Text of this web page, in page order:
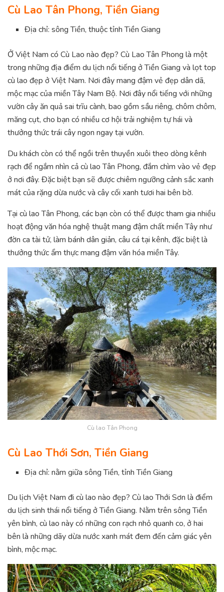
Cù Lao Tân Phong, Tiền Giang
Địa chỉ: sông Tiền, thuộc tỉnh Tiền Giang
Ở Việt Nam có Cù Lao nào đẹp? Cù Lao Tân Phong là một
trong những địa điểm du lịch nổi tiếng ở Tiền Giang và lọt top
cù lao đẹp ở Việt Nam. Nơi đây mang đậm vẻ đẹp dân dã,
mộc mạc của miền Tây Nam Bộ. Nơi đây nổi tiếng với những
vườn cây ăn quả sai trĩu cành, bao gồm sầu riêng, chôm chôm,
măng cụt, cho bạn có nhiều cơ hội trải nghiệm tự hái và
thưởng thức trái cây ngon ngay tại vườn.
Du khách còn có thể ngồi trên thuyền xuôi theo dòng kênh
rạch để ngắm nhìn cả cù lao Tân Phong, đắm chìm vào vẻ đẹp
ở nơi đây. Đặc biệt bạn sẽ được chiêm ngưỡng cảnh sắc xanh
mát của rặng dừa nước và cây cối xanh tươi hai bên bờ.
Tại cù lao Tân Phong, các bạn còn có thể được tham gia nhiều
hoạt động văn hóa nghệ thuật mang đậm chất miền Tây như
đờn ca tài tử, làm bánh dân giản, câu cá tại kênh, đặc biệt là
thưởng thức ẩm thực mang đậm văn hóa miền Tây.
Cù lao Tân Phong
Cù Lao Thới Sơn, Tiền Giang
Địa chỉ: nằm giữa sông Tiền, tỉnh Tiền Giang
Du lịch Việt Nam đi cù lao nào đẹp? Cù lao Thới Sơn là điểm
du lịch sinh thái nổi tiếng ở Tiền Giang. Nằm trên sông Tiền
yên bình, cù lao này có những con rạch nhỏ quanh co, ở hai
bên là những dãy dừa nước xanh mát đem đến cảm giác yên
bình, mộc mạc.